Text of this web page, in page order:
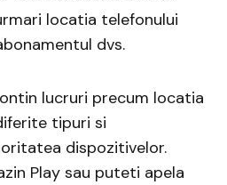
locatia telefonului
dvs.
lucruri precum locatia
tipuri si
dispozitivelor.
Play sau puteti apela